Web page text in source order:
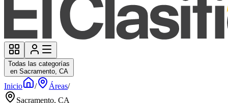
Todas las categorías
en Sacramento, CA
Inicio / Áreas/
Sacramento, CA